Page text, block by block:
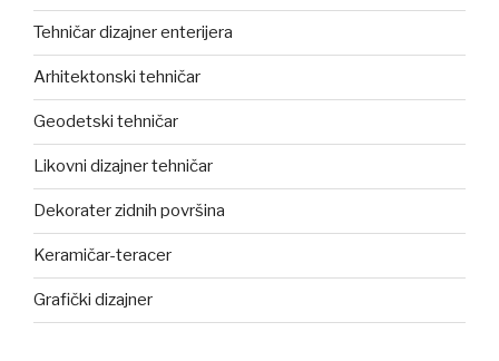
Tehničar dizajner enterijera
Arhitektonski tehničar
Geodetski tehničar
Likovni dizajner tehničar
Dekorater zidnih površina
Keramičar-teracer
Grafički dizajner